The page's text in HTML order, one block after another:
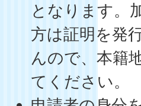
となります。
方は証明を発
んので、本籍
てください。